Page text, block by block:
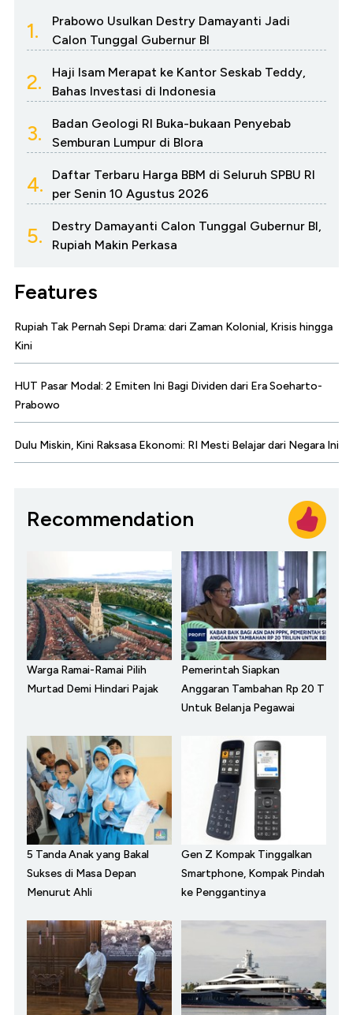
1.
Prabowo Usulkan Destry Damayanti Jadi
Calon Tunggal Gubernur BI
2.
Haji Isam Merapat ke Kantor Seskab Teddy,
Bahas Investasi di Indonesia
3.
Badan Geologi RI Buka-bukaan Penyebab
Semburan Lumpur di Blora
4.
Daftar Terbaru Harga BBM di Seluruh SPBU RI
per Senin 10 Agustus 2026
5.
Destry Damayanti Calon Tunggal Gubernur BI,
Rupiah Makin Perkasa
Features
Rupiah Tak Pernah Sepi Drama: dari Zaman Kolonial, Krisis hingga
Kini
HUT Pasar Modal: 2 Emiten Ini Bagi Dividen dari Era Soeharto-
Prabowo
Dulu Miskin, Kini Raksasa Ekonomi: RI Mesti Belajar dari Negara Ini
Recommendation
Warga Ramai-Ramai Pilih
Murtad Demi Hindari Pajak
Pemerintah Siapkan
Anggaran Tambahan Rp 20 T
Untuk Belanja Pegawai
5 Tanda Anak yang Bakal
Sukses di Masa Depan
Menurut Ahli
Gen Z Kompak Tinggalkan
Smartphone, Kompak Pindah
ke Penggantinya